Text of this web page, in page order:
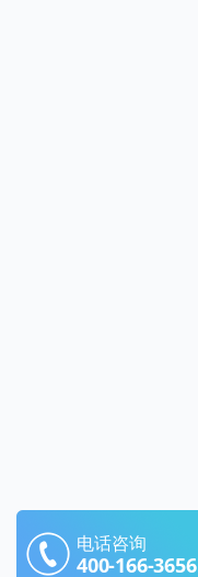
电话咨询
400-166-3656